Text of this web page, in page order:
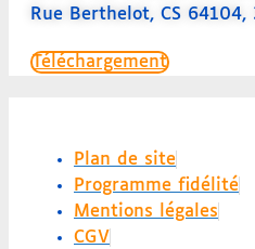
Rue Berthelot, CS 64104,
Téléchargement
Plan de site
Programme fidélité
Mentions légales
CGV